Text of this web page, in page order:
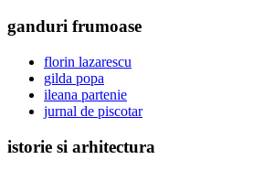
ganduri frumoase
florin lazarescu
gilda popa
ileana partenie
jurnal de piscotar
istorie si arhitectura